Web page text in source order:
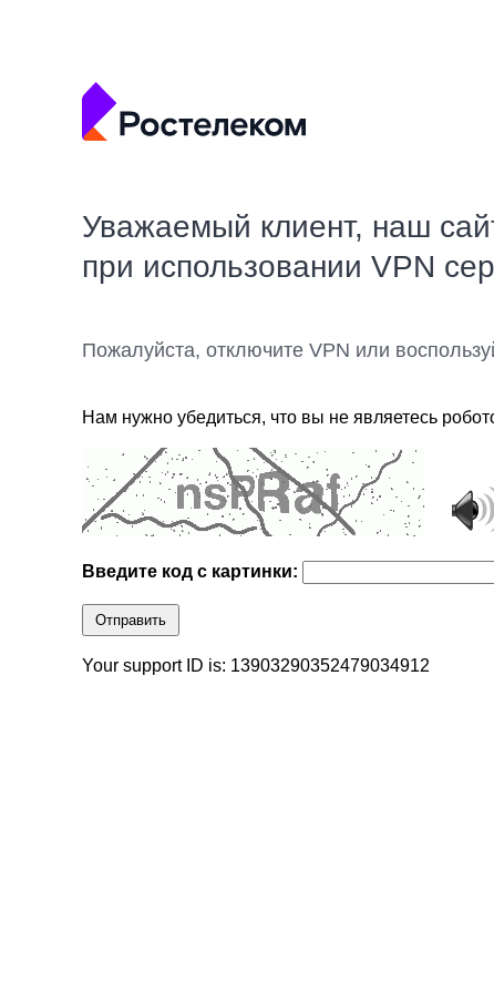
Уважаемый клиент, наш
при использовании VPN
Пожалуйста, отключите VPN или
Нам нужно убедиться, что вы не являетесь
Введите код с картинки:
Отправить
Your support ID is: 13903290352479034912